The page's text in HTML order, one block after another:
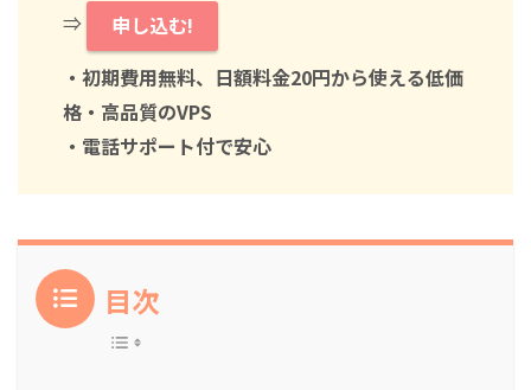
⇒
申し込む!
・初期費用無料、日額料金20円から使える低価
格・高品質のVPS
・電話サポート付で安心
目次